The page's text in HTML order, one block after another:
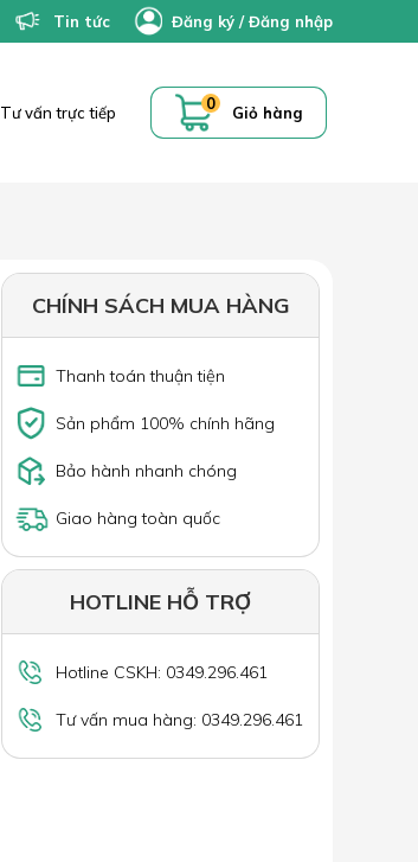
Tin tức Đăng ký /Đăng nhập
Tư vấn trực tiếp 0 Giỏ hàng
CHÍNH SÁCH MUA HÀNG
Thanh toán thuận tiện
Sản phẩm 100% chính hãng
Bảo hành nhanh chóng
Giao hàng toàn quốc
HOTLINE HỖ TRỢ
Hotline CSKH: 0349.296.461
Tư vấn mua hàng: 0349.296.461